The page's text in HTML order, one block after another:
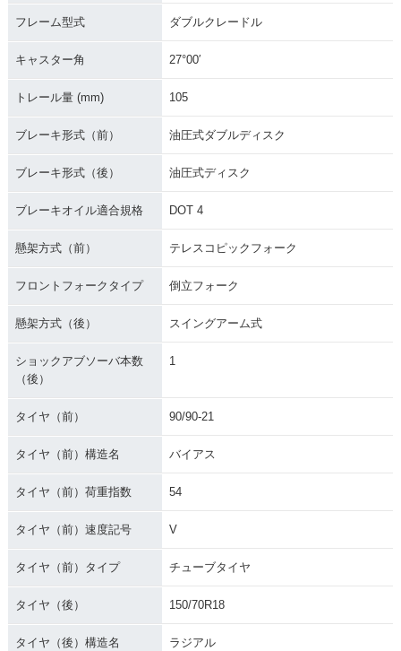
フレーム型式 ダブルクレードル
キャスター角 27°00′
トレール量 (mm) 105
ブレーキ形式（前） 油圧式ダブルディスク
ブレーキ形式（後） 油圧式ディスク
ブレーキオイル適合規格 DOT 4
懸架方式（前） テレスコピックフォーク
フロントフォークタイプ 倒立フォーク
懸架方式（後） スイングアーム式
ショックアブソーバ本数
（後）
1
タイヤ（前） 90/90-21
タイヤ（前）構造名 バイアス
タイヤ（前）荷重指数 54
タイヤ（前）速度記号 V
タイヤ（前）タイプ チューブタイヤ
タイヤ（後） 150/70R18
タイヤ（後）構造名 ラジアル